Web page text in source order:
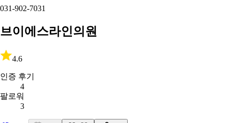
031-902-7031
브이에스라인의원
4.6
인증 후기
4
팔로워
3